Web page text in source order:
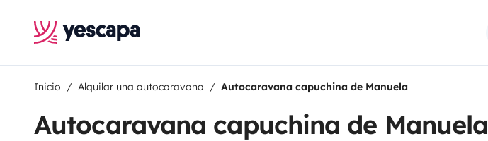
Inicio Alquilar una autocaravana Autocaravana capuchina de Manuela
Autocaravana capuchina de Manuela